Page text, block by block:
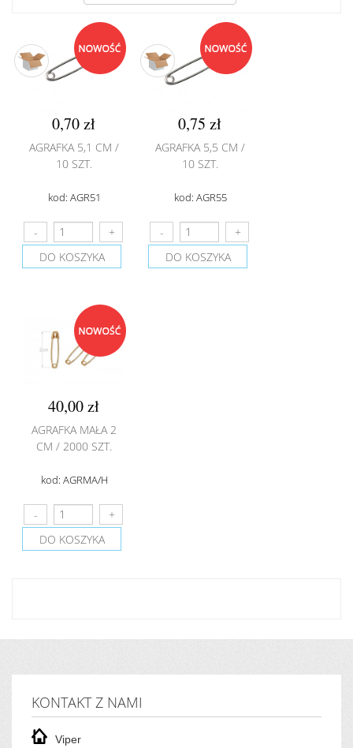
0,70 zł
AGRAFKA 5,1 CM /
10 SZT.
kod: AGR51
DO KOSZYKA
0,75 zł
AGRAFKA 5,5 CM /
10 SZT.
kod: AGR55
DO KOSZYKA
40,00 zł
AGRAFKA MAŁA 2
CM / 2000 SZT.
kod: AGRMA/H
DO KOSZYKA
KONTAKT Z NAMI
Viper